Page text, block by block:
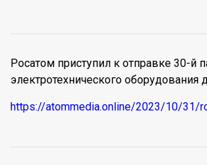
Росатом приступил к отправке 30-й
электротехнического оборудования
https://atommedia.online/2023/10/31/